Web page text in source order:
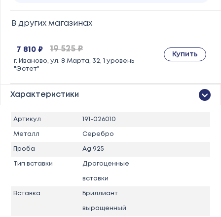
В других магазинах
7 810 ₽ 19 525 ₽
г. Иваново, ул. 8 Марта, 32, 1 уровень
"Эстет"
Купить
Характеристики
Артикул 191-026010
Металл Серебро
Проба Ag 925
Тип вставки Драгоценные
вставки
Вставка Бриллиант
выращенный